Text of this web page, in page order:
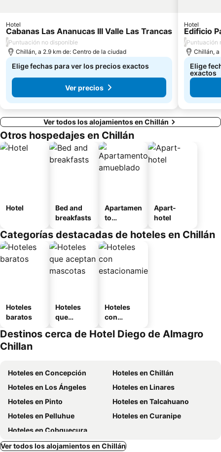
Hotel
Cabanas Las Ananucas III Valle Las Trancas
/Puntuación no disponible
Chillán, a 2.9 km de: Centro de la ciudad
Elige fechas para ver los precios exactos
Ver precios
Hotel
Edificio
/Puntuación
Chillán, a
Elige
exactos
Ver todos los alojamientos en Chillán
Otros hospedajes en Chillán
Hotel
Bed and
breakfasts
Apartamen
to
o
Apart-
hotel
Categorías destacadas de hoteles en Chillán
Hoteles
baratos
Hoteles
que
mascotas
Hoteles
con
miento
Destinos cerca de Hotel Diego de Almagro
Chillan
Hoteles en Concepción
Hoteles en Chillán
Hoteles en Los Ángeles
Hoteles en Linares
Hoteles en Pinto
Hoteles en Talcahuano
Hoteles en Pelluhue
Hoteles en Curanipe
Hoteles en Cobquecura
Ver todos los alojamientos en Chillán